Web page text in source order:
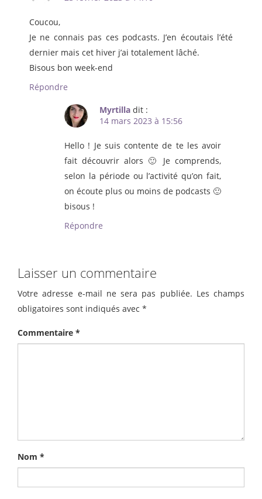
Coucou,
Je ne connais pas ces podcasts. J’en écoutais l’été
dernier mais cet hiver j’ai totalement lâché.
Bisous bon week-end
Répondre
Myrtilla dit :
14 mars 2023 à 15:56
Hello ! Je suis contente de te les avoir
fait découvrir alors 🙂 Je comprends,
selon la période ou l’activité qu’on fait,
on écoute plus ou moins de podcasts 🙂
bisous !
Répondre
Laisser un commentaire
Votre adresse e-mail ne sera pas publiée. Les champs
obligatoires sont indiqués avec *
Commentaire *
Nom *